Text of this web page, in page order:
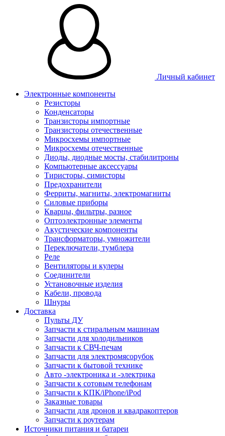
Личный кабинет
Электронные компоненты
Резисторы
Конденсаторы
Транзисторы импортные
Транзисторы отечественные
Микросхемы импортные
Микросхемы отечественные
Диоды, диодные мосты, стабилитроны
Компьютерные аксессуары
Тиристоры, симисторы
Предохранители
Ферриты, магниты, электромагниты
Силовые приборы
Кварцы, фильтры, разное
Оптоэлектронные элементы
Акустические компоненты
Трансформаторы, умножители
Переключатели, тумблера
Реле
Вентиляторы и кулеры
Соединители
Установочные изделия
Кабели, провода
Шнуры
Доставка
Пульты ДУ
Запчасти к стиральным машинам
Запчасти для холодильников
Запчасти к СВЧ-печам
Запчасти для электромясорубок
Запчасти к бытовой технике
Авто -электроника и -электрика
Запчасти к сотовым телефонам
Запчасти к КПК/iPhone/iPod
Заказные товары
Запчасти для дронов и квадракоптеров
Запчасти к роутерам
Источники питания и батареи